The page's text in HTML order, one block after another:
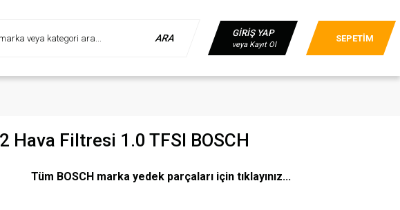
ARA GİRİŞ YAP
veya Kayıt Ol
SEPETİM
Hava Filtresi 1.0 TFSI BOSCH
Tüm BOSCH marka yedek parçaları için tıklayınız...